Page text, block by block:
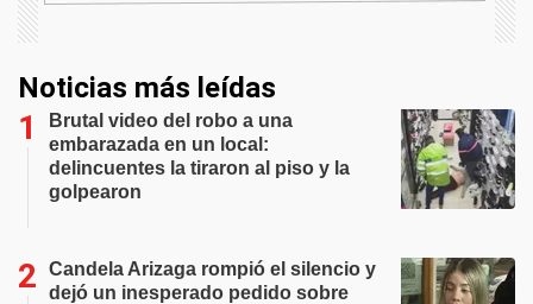
Noticias más leídas
Brutal video del robo a una
embarazada en un local:
delincuentes la tiraron al piso y la
golpearon
Candela Arizaga rompió el silencio y
dejó un inesperado pedido sobre